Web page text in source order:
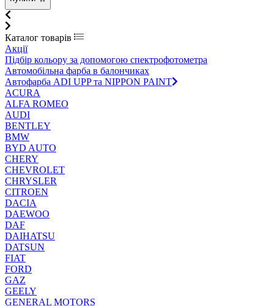
Каталог товарів
Акції
Підбір кольору за допомогою спектрофотометра
Автомобільна фарба в балончиках
Автофарба ADI UPP та NIPPON PAINT
ACURA
ALFA ROMEO
AUDI
BENTLEY
BMW
BYD AUTO
CHERY
CHEVROLET
CHRYSLER
CITROEN
DACIA
DAEWOO
DAF
DAIHATSU
DATSUN
FIAT
FORD
GAZ
GEELY
GENERAL MOTORS